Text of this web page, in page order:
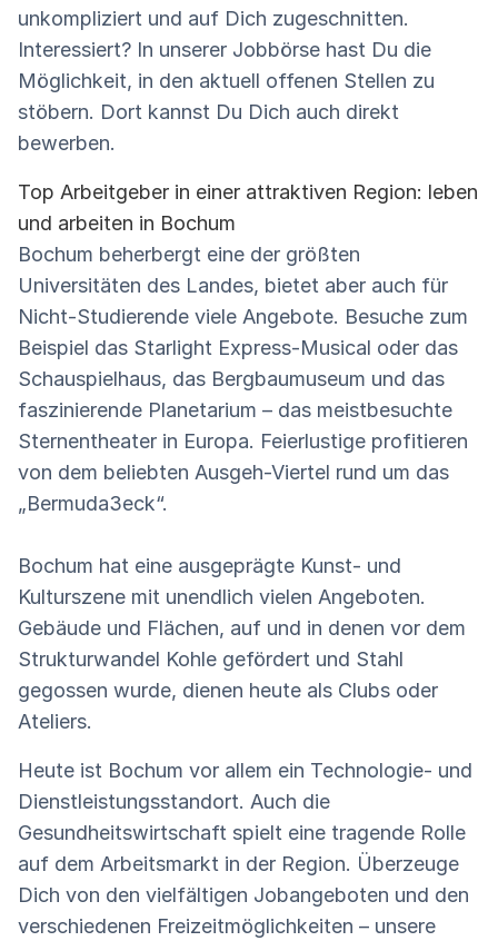
unkompliziert und auf Dich zugeschnitten.
Interessiert? In unserer Jobbörse hast Du die
Möglichkeit, in den aktuell offenen Stellen zu
stöbern. Dort kannst Du Dich auch direkt
bewerben.
Top Arbeitgeber in einer attraktiven Region: leben
und arbeiten in Bochum
Bochum beherbergt eine der größten
Universitäten des Landes, bietet aber auch für
Nicht-Studierende viele Angebote. Besuche zum
Beispiel das Starlight Express-Musical oder das
Schauspielhaus, das Bergbaumuseum und das
faszinierende Planetarium – das meistbesuchte
Sternentheater in Europa. Feierlustige profitieren
von dem beliebten Ausgeh-Viertel rund um das
„Bermuda3eck“.
Bochum hat eine ausgeprägte Kunst- und
Kulturszene mit unendlich vielen Angeboten.
Gebäude und Flächen, auf und in denen vor dem
Strukturwandel Kohle gefördert und Stahl
gegossen wurde, dienen heute als Clubs oder
Ateliers.
Heute ist Bochum vor allem ein Technologie- und
Dienstleistungsstandort. Auch die
Gesundheitswirtschaft spielt eine tragende Rolle
auf dem Arbeitsmarkt in der Region. Überzeuge
Dich von den vielfältigen Jobangeboten und den
verschiedenen Freizeitmöglichkeiten – unsere